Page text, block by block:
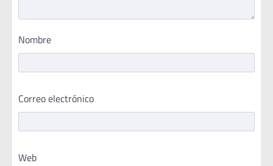
Nombre
Correo electrónico
Web